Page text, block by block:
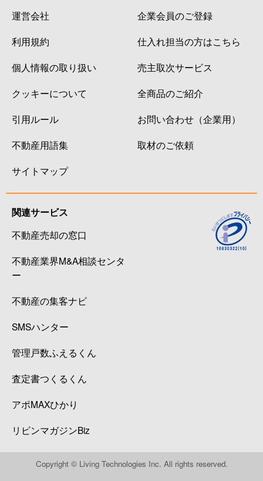
運営会社
利用規約
個人情報の取り扱い
クッキーについて
引用ルール
不動産用語集
サイトマップ
企業会員のご登録
仕入れ担当の方はこちら
売主取次サービス
全商品のご紹介
お問い合わせ（企業用）
取材のご依頼
関連サービス
不動産売却の窓口
不動産業界M&A相談センタ
ー
不動産の集客ナビ
SMSハンター
管理戸数ふえるくん
査定書つくるくん
アポMAXひかり
リビンマガジンBiz
Copyright © Living Technologies Inc. All rights reserved.